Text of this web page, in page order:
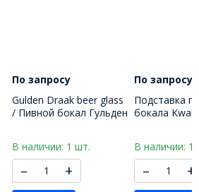
По запросу
Gulden Draak beer glass
/ Пивной бокал Гульден
В наличии: 1 шт.
– +
По запросу
Подставка
бокала
В наличии: 1
– +